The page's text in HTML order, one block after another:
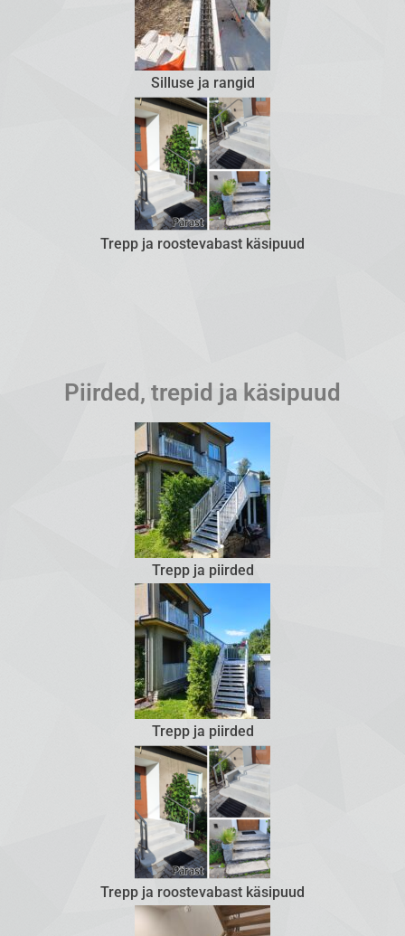
Silluse ja rangid
Trepp ja roostevabast käsipuud
Piirded, trepid ja käsipuud
Trepp ja piirded
Trepp ja piirded
Trepp ja roostevabast käsipuud